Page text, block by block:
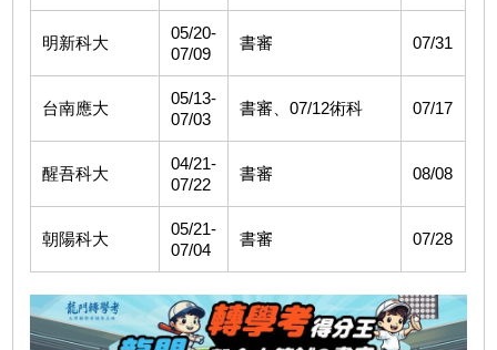
明新科大
05/20-
07/09
書審 07/31
台南應大
05/13-
07/03
書審、07/12術科 07/17
醒吾科大
04/21-
07/22
書審 08/08
朝陽科大
05/21-
07/04
書審 07/28